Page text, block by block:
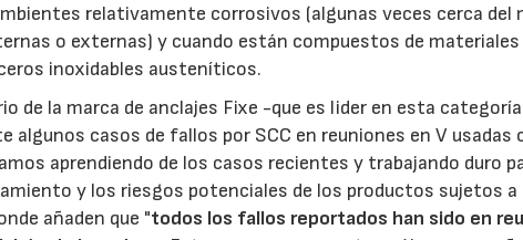
relativamente corrosivos (algunas veces cerca del
o externas) y cuando están compuestos de materiales
inoxidables austeníticos.
de la marca de anclajes Fixe -que es lider en esta
casos de fallos por SCC en reuniones en V usadas
aprendiendo de los casos recientes y trabajando duro
y los riesgos potenciales de los productos sujetos
añaden que "todos los fallos reportados han sido en